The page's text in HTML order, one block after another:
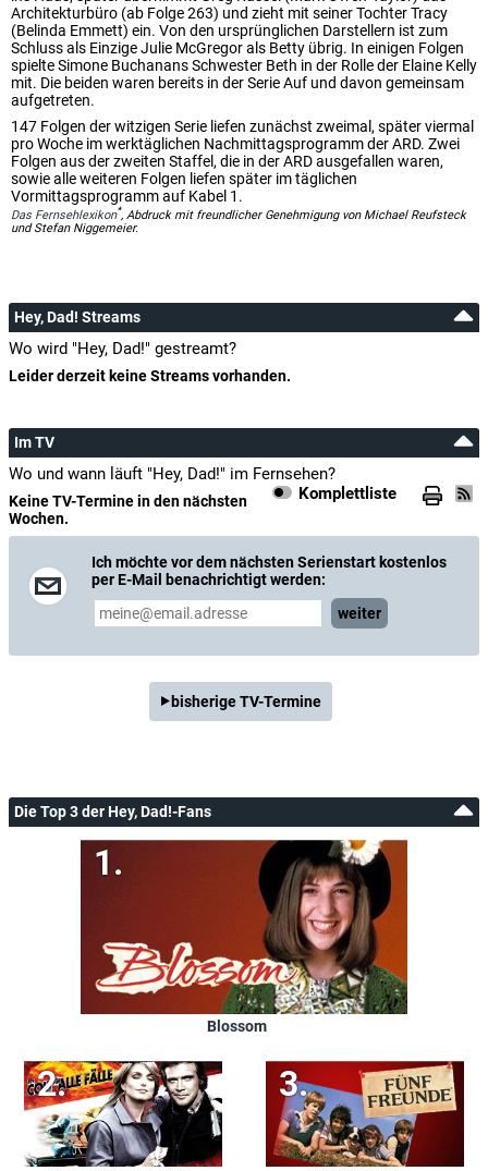
Architekturbüro (ab Folge 263) und zieht mit seiner Tochter Tracy
(Belinda Emmett) ein. Von den ursprünglichen Darstellern ist zum
Schluss als Einzige Julie McGregor als Betty übrig. In einigen Folgen
spielte Simone Buchanans Schwester Beth in der Rolle der Elaine Kelly
mit. Die beiden waren bereits in der Serie Auf und davon gemeinsam
aufgetreten.
147 Folgen der witzigen Serie liefen zunächst zweimal, später viermal
pro Woche im werktäglichen Nachmittagsprogramm der ARD. Zwei
Folgen aus der zweiten Staffel, die in der ARD ausgefallen waren,
sowie alle weiteren Folgen liefen später im täglichen
Vormittagsprogramm auf Kabel 1.
Das Fernsehlexikon*, Abdruck mit freundlicher Genehmigung von Michael Reufsteck
und Stefan Niggemeier.
Hey, Dad! Streams
Wo wird "Hey, Dad!" gestreamt?
Leider derzeit keine Streams vorhanden.
Im TV
Wo und wann läuft "Hey, Dad!" im Fernsehen?
Komplettliste
Keine TV-Termine in den nächsten
Wochen.
Ich möchte vor dem nächsten Serienstart kostenlos
per E-Mail benachrichtigt werden:
weiter
bisherige TV-Termine
Die Top 3 der Hey, Dad!-Fans
Blossom